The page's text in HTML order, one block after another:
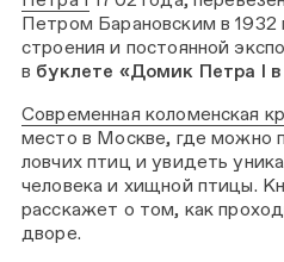
Петром Барановским в 1932
строения и постоянной
в буклете «Домик Петра I
Современная коломенская
место в Москве, где можно
ловчих птиц и увидеть
человека и хищной птицы.
расскажет о том, как
дворе.